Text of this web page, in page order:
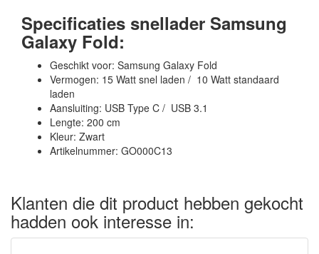
Specificaties snellader Samsung
Galaxy Fold:
Geschikt voor: Samsung Galaxy Fold
Vermogen: 15 Watt snel laden / 10 Watt standaard
laden
Aansluiting: USB Type C / USB 3.1
Lengte: 200 cm
Kleur: Zwart
Artikelnummer: GO000C13
Klanten die dit product hebben gekocht
hadden ook interesse in: